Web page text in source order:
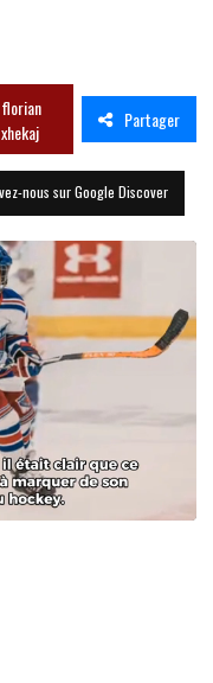
florian
xhekaj
Partager
nous sur Google Discover